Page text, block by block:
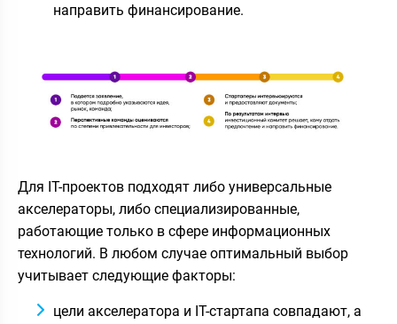
направить финансирование.
Для IT-проектов подходят либо универсальные
акселераторы, либо специализированные,
работающие только в сфере информационных
технологий. В любом случае оптимальный выбор
учитывает следующие факторы:
цели акселератора и IT-стартапа совпадают, а